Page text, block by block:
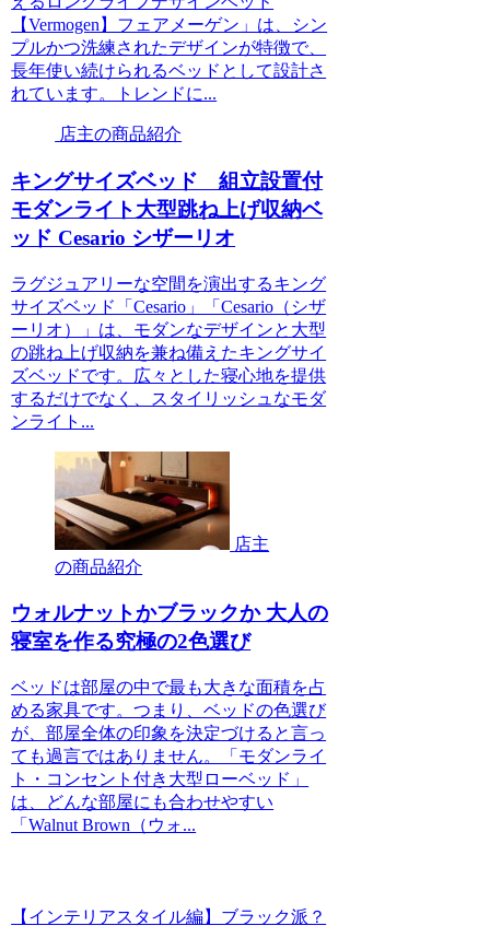
【Vermogen】フェアメーゲン」は、シン
プルかつ洗練されたデザインが特徴で、
長年使い続けられるベッドとして設計さ
れています。トレンドに...
店主の商品紹介
キングサイズベッド 組立設置付
モダンライト大型跳ね上げ収納ベ
ッド Cesario シザーリオ
ラグジュアリーな空間を演出するキング
サイズベッド「Cesario」「Cesario（シザ
ーリオ）」は、モダンなデザインと大型
の跳ね上げ収納を兼ね備えたキングサイ
ズベッドです。広々とした寝心地を提供
するだけでなく、スタイリッシュなモダ
ンライト...
店主
の商品紹介
ウォルナットかブラックか 大人の
寝室を作る究極の2色選び
ベッドは部屋の中で最も大きな面積を占
める家具です。つまり、ベッドの色選び
が、部屋全体の印象を決定づけると言っ
ても過言ではありません。「モダンライ
ト・コンセント付き大型ローベッド」
は、どんな部屋にも合わせやすい
「Walnut Brown（ウォ...
【インテリアスタイル編】ブラック派？